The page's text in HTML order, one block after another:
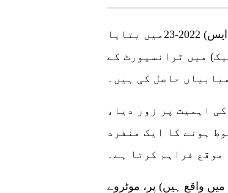
اسلام آباد (گوادر پرو) پاکستان اکنامک سروے (پی ای ایس) 2022-23میں بتایا
میں ٹرانسپورٹ کے
حاصل کی ہیں۔
اہمیت پر زور دیا،
ہونے کا ایک منفرد
موقع فراہم کرتا ہے۔
واقع ہیں) پر، موٹروے